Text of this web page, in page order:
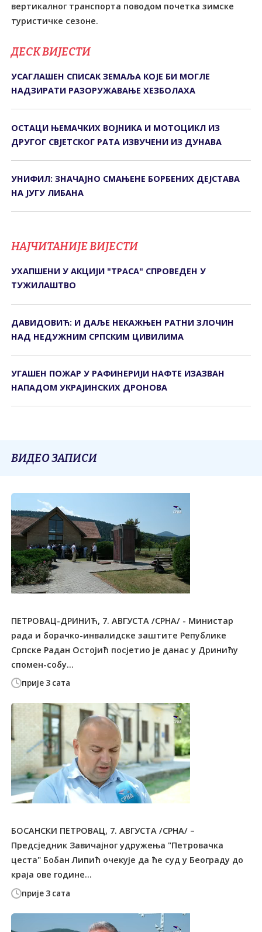
вертикалног транспорта поводом почетка зимске
туристичке сезоне.
ДЕСК ВИЈЕСТИ
УСАГЛАШЕН СПИСАК ЗЕМАЉА КОЈЕ БИ МОГЛЕ
НАДЗИРАТИ РАЗОРУЖАВАЊЕ ХЕЗБОЛАХА
ОСТАЦИ ЊЕМАЧКИХ ВОЈНИКА И МОТОЦИКЛ ИЗ
ДРУГОГ СВЈЕТСКОГ РАТА ИЗВУЧЕНИ ИЗ ДУНАВА
УНИФИЛ: ЗНАЧАЈНО СМАЊЕНЕ БОРБЕНИХ ДЕЈСТАВА
НА ЈУГУ ЛИБАНА
НАЈЧИТАНИЈЕ ВИЈЕСТИ
УХАПШЕНИ У АКЦИЈИ "ТРАСА" СПРОВЕДЕН У
ТУЖИЛАШТВО
ДАВИДОВИЋ: И ДАЉЕ НЕКАЖЊЕН РАТНИ ЗЛОЧИН
НАД НЕДУЖНИМ СРПСКИМ ЦИВИЛИМА
УГАШЕН ПОЖАР У РАФИНЕРИЈИ НАФТЕ ИЗАЗВАН
НАПАДОМ УКРАЈИНСКИХ ДРОНОВА
ВИДЕО ЗАПИСИ
прије 3 сата
ПЕТРОВАЦ-ДРИНИЋ, 7. АВГУСТА /СРНА/ - Министар
рада и борачко-инвалидске заштите Републике
Српске Радан Остојић посјетио је данас у Дринићу
спомен-собу...
прије 3 сата
БОСАНСКИ ПЕТРОВАЦ, 7. АВГУСТА /СРНА/ –
Предсједник Завичајног удружења "Петровачка
цеста" Бобан Липић очекује да ће суд у Београду до
краја ове године...